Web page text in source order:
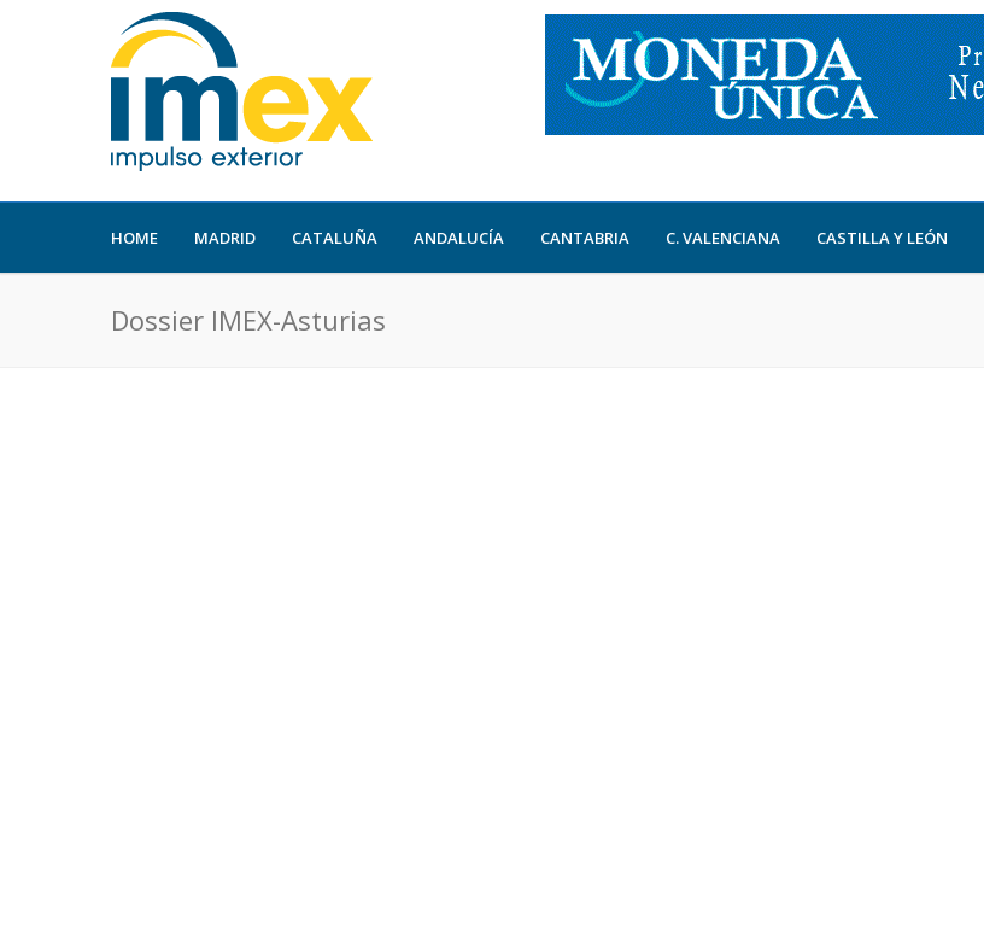
HOME MADRID CATALUÑA ANDALUCÍA CANTABRIA C. VALENCIANA CASTILLA Y LEÓN
Dossier IMEX-Asturias